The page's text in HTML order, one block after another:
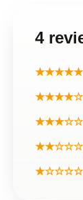
4
★★★★★
★★★★☆
★★★☆☆
★★☆☆☆
★☆☆☆☆